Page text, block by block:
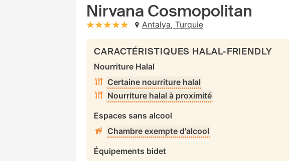
Nirvana Cosmopolitan
stars: 5
Antalya, Turquie
CARACTÉRISTIQUES HALAL-FRIENDLY
Nourriture Halal
Certaine nourriture halal
Nourriture halal à proximité
Espaces sans alcool
Chambre exempte d'alcool
Équipements bidet